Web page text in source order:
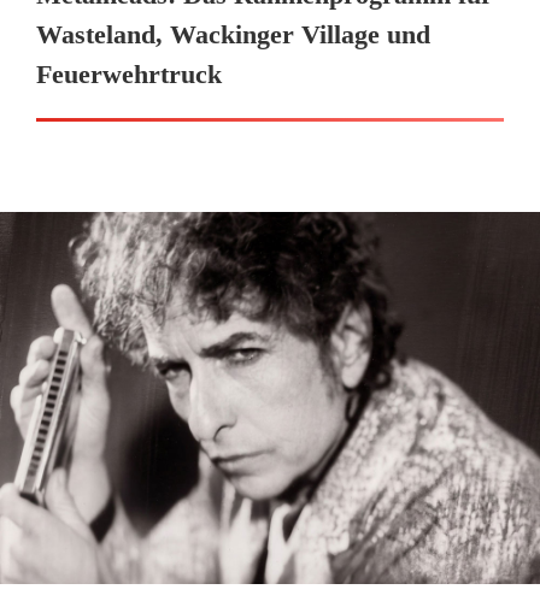
Wasteland, Wackinger Village und
Feuerwehrtruck